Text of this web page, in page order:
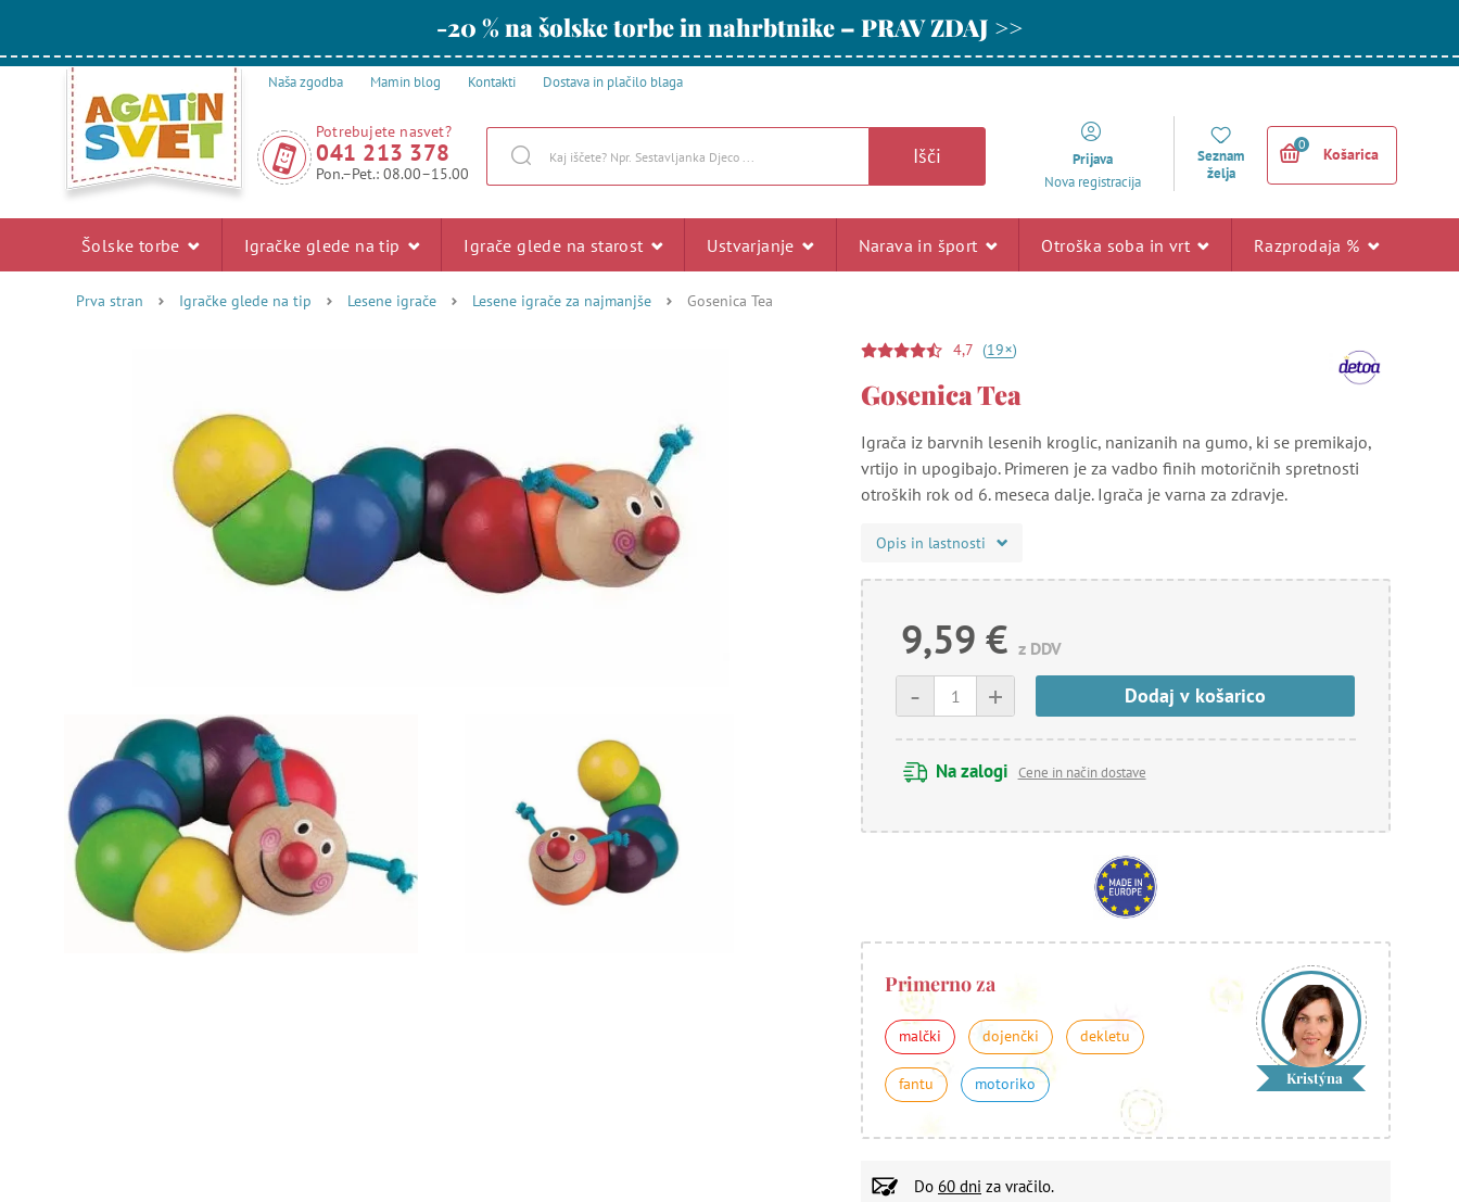
-20 % na šolske torbe in nahrbtnike – PRAV ZDAJ >>
Naša zgodba Mamin blog Kontakti Dostava in plačilo blaga
Potrebujete nasvet?
041 213 378
Pon.–Pet.: 08.00–15.00
Išči
Prijava
Nova registracija
Seznam
želja
0
Košarica
Šolske torbe Igračke glede na tip Igrače glede na starost Ustvarjanje Narava in šport Otroška soba in vrt Razprodaja %
Prva stran Igračke glede na tip Lesene igrače Lesene igrače za najmanjše Gosenica Tea
4,7 (19+)
Gosenica Tea
Igrača iz barvnih lesenih kroglic, nanizanih na gumo, ki se premikajo,
vrtijo in upogibajo. Primeren je za vadbo finih motoričnih spretnosti
otroških rok od 6. meseca dalje. Igrača je varna za zdravje.
Opis in lastnosti
9,59 € z DDV
+
- Dodaj v košarico
Na zalogi Cene in način dostave
Primerno za
malčki dojenčki dekletu
fantu motoriko Kristýna
Do 60 dni za vračilo.